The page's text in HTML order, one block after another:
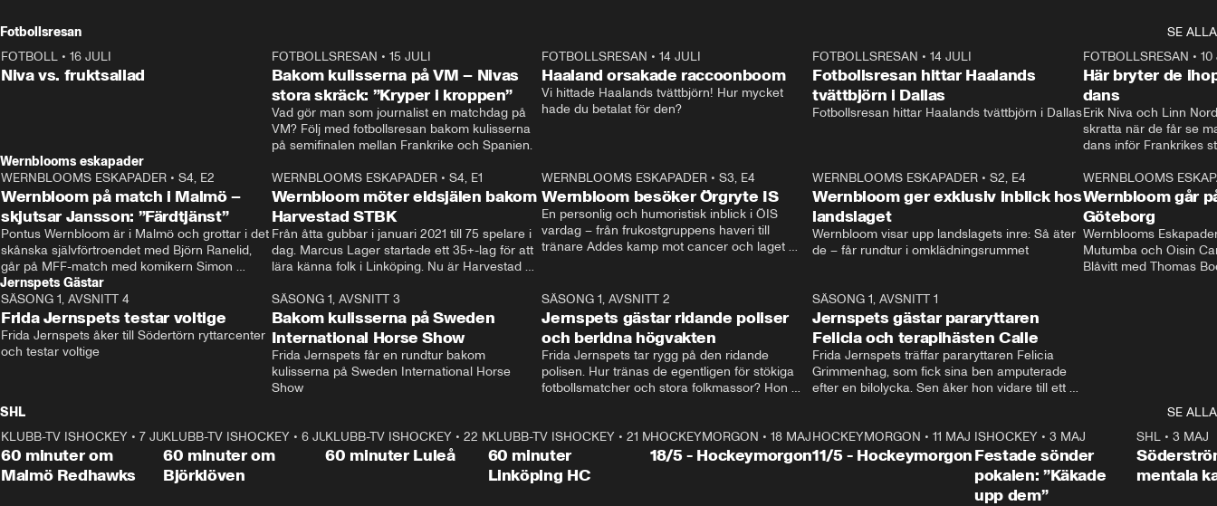
Fotbollsresan
SE ALLA
FOTBOLL • 16 JULI
Niva vs. fruktsallad
FOTBOLLSRESAN • 15 JULI
Bakom kulisserna på VM – Nivas
stora skräck: ”Kryper i kroppen”
Vad gör man som journalist en matchdag på
VM? Följ med fotbollsresan bakom kulisserna
på semifinalen mellan Frankrike och Spanien.
FOTBOLLSRESAN •14 JULI
Haaland orsakade raccoonboom
Vi hittade Haalands tvättbjörn! Hur mycket
hade du betalat för den?
FOTBOLLSRESAN • 14 JULI
Fotbollsresan hittar Haalands
tvättbjörn i Dallas
Fotbollsresan hittar Haalands tvättbjörn i Dallas
FOTBOLLSRESAN • 10
Här bryter de
dans
Erik Niva och Linn
skratta när de får se
dans inför Frankrikes
Wernblooms eskapader
WERNBLOOMS ESKAPADER • S4, E2
Wernbloom på match i Malmö –
skjutsar Jansson: ”Färdtjänst”
Pontus Wernbloom är i Malmö och grottar i det
skånska självförtroendet med Björn Ranelid,
går på MFF-match med komikern Simon
”Chippen” Svensson och hjälper skadade
32:14
WERNBLOOMS ESKAPADER• S4, E1
Wernbloom möter eldsjälen bakom
Harvestad STBK
Från åtta gubbar i januari 2021 till 75 spelare i
dag. Marcus Lager startade ett 35+-lag för att
lära känna folk i Linköping. Nu är Harvestad
rakt in i värmen.
Plus
WERNBLOOMS ESKAPADER •S3, E4
Wernbloom besöker Örgryte IS
En personlig och humoristisk inblick i ÖIS
vardag – från frukostgruppens haveri till
tränare Addes kamp mot cancer och laget
WERNBLOOMS ESKAPADER• S2, E4
Wernbloom ger exklusiv inblick hos
landslaget
Wernbloom visar upp landslagets inre: Så äter
de – får rundtur i omklädningsrummet
Plus
WERNBLOOMS
Wernbloom går
Göteborg
Wernblooms
Mutumba och Oisin
Blåvitt med Thomas
Jernspets Gästar
SÄSONG 1, AVSNITT 4
Frida Jernspets testar voltige
Frida Jernspets åker till Södertörn ryttarcenter
och testar voltige
14:14
SÄSONG 1, AVSNITT 3
Bakom kulisserna på Sweden
International Horse Show
Frida Jernspets får en rundtur bakom
kulisserna på Sweden International Horse
Show
SÄSONG 1, AVSNITT 2
Jernspets gästar ridande poliser
och beridna högvakten
Frida Jernspets tar rygg på den ridande
polisen. Hur tränas de egentligen för stökiga
fotbollsmatcher och stora folkmassor? Hon
vaktar slottet.
SÄSONG 1, AVSNITT 1
Jernspets gästar pararyttaren
Felicia och terapihästen Calle
Frida Jernspets träffar pararyttaren Felicia
Grimmenhag, som fick sina ben amputerade
efter en bilolycka. Sen åker hon vidare till ett
SHL
SE ALLA
Plus
1:02:53
KLUBB-TV ISHOCKEY • 7 JUNI
60 minuter om
Malmö Redhawks
1:00:59
KLUBB-TV ISHOCKEY •6 JUNI
60 minuter om
Björklöven
Plus 1:00:28
KLUBB-TV ISHOCKEY •22 MAJ
60 minuter Luleå
Plus 1:00:18
KLUBB-TV ISHOCKEY• 21 MAJ
60 minuter
Linköping HC
HOCKEYMORGON • 18 MAJ
18/5 - Hockeymorgon
HOCKEYMORGON • 11 MAJ
11/5 - Hockeymorgon
0:22
ISHOCKEY •3 MAJ
Festade sönder
pokalen: ”Käkade
upp dem”
SHL •3 MAJ
mentala